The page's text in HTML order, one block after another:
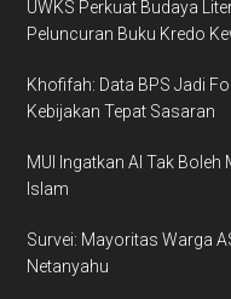
UWKS Perkuat Budaya
Peluncuran Buku Kredo
Khofifah: Data BPS Jadi
Kebijakan Tepat Sasaran
MUI Ingatkan AI Tak
Islam
Survei: Mayoritas Warga
Netanyahu